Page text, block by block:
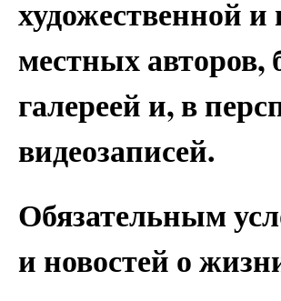
художественной
местных
галереей и, в
видеозаписей.
Обязательным
и новостей о